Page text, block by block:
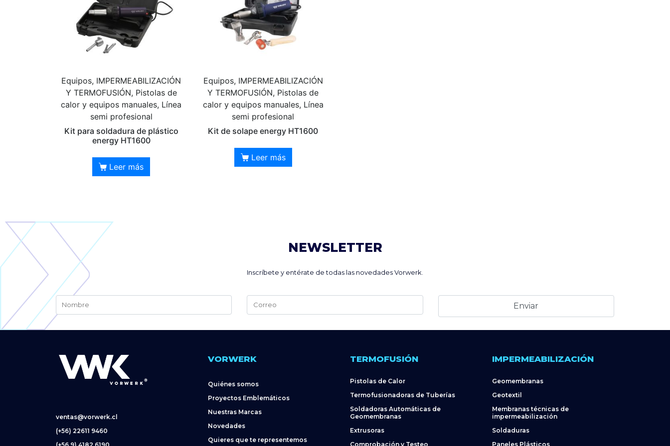
Equipos, IMPERMEABILIZACIÓN
Y TERMOFUSIÓN, Pistolas de
calor y equipos manuales, Línea
semi profesional
Kit para soldadura de plástico
energy HT1600
Leer más
Equipos, IMPERMEABILIZACIÓN
Y TERMOFUSIÓN, Pistolas de
calor y equipos manuales, Línea
semi profesional
Kit de solape energy HT1600
Leer más
NEWSLETTER
Inscríbete y entérate de todas las novedades Vorwerk.
Alternative:
ventas@vorwerk.cl
(+56) 22611 9460
VORWERK
Quiénes somos
Proyectos Emblemáticos
Nuestras Marcas
Novedades
Quieres que te representemos
TERMOFUSIÓN
Pistolas de Calor
Termofusionadoras de Tuberías
Soldadoras Automáticas de
Geomembranas
Extrusoras
Comprobación y Testeo
IMPERMEABILIZACIÓN
Geomembranas
Geotextil
Membranas técnicas de
impermeabilización
Soldaduras
Paneles Plásticos